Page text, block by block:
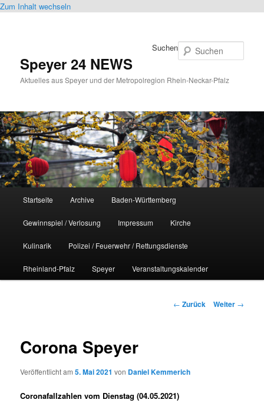
Zum Inhalt wechseln
Speyer 24 NEWS
Aktuelles aus Speyer und der Metropolregion Rhein-Neckar-Pfalz
Suchen
Startseite Archive Baden-Württemberg
Gewinnspiel / Verlosung Impressum Kirche
Kulinarik Polizei / Feuerwehr / Rettungsdienste
Rheinland-Pfalz Speyer Veranstaltungskalender
Beitrags-
← Zurück Weiter →
Corona Speyer
Veröffentlicht am5. Mai 2021 von Daniel Kemmerich
Coronafallzahlen vom Dienstag (04.05.2021)